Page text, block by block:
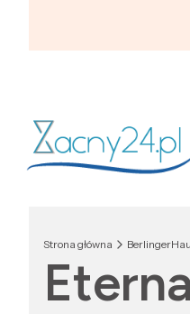
Strona główna